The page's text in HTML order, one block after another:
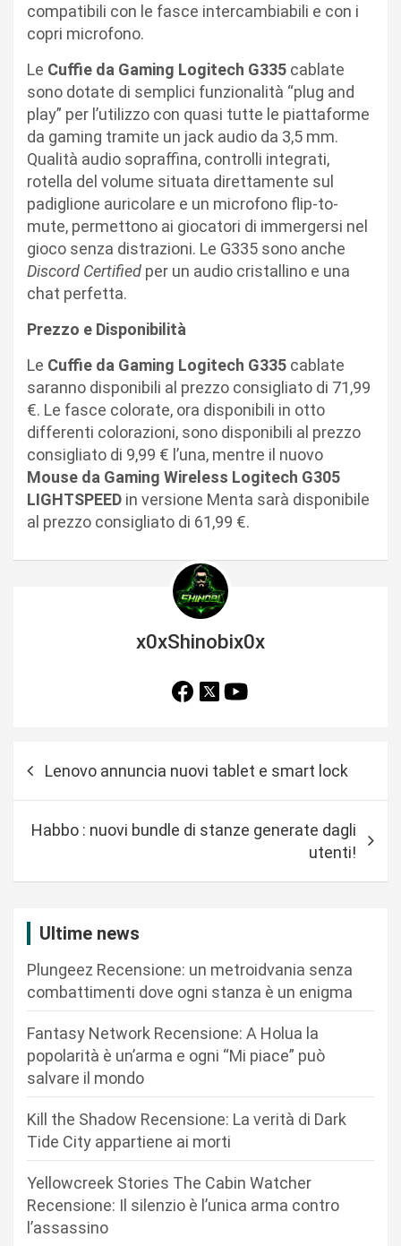
compatibili con le fasce intercambiabili e con i
copri microfono.
Le Cuffie da Gaming Logitech G335 cablate
sono dotate di semplici funzionalità “plug and
play” per l’utilizzo con quasi tutte le piattaforme
da gaming tramite un jack audio da 3,5 mm.
Qualità audio sopraffina, controlli integrati,
rotella del volume situata direttamente sul
padiglione auricolare e un microfono flip-to-
mute, permettono ai giocatori di immergersi nel
gioco senza distrazioni. Le G335 sono anche
Discord Certified per un audio cristallino e una
chat perfetta.
Prezzo e Disponibilità
Le Cuffie da Gaming Logitech G335 cablate
saranno disponibili al prezzo consigliato di 71,99
€. Le fasce colorate, ora disponibili in otto
differenti colorazioni, sono disponibili al prezzo
consigliato di 9,99 € l’una, mentre il nuovo
Mouse da Gaming Wireless Logitech G305
LIGHTSPEED in versione Menta sarà disponibile
al prezzo consigliato di 61,99 €.
x0xShinobix0x
Lenovo annuncia nuovi tablet e smart lock
Habbo : nuovi bundle di stanze generate dagli
utenti!
Ultime news
Plungeez Recensione: un metroidvania senza
combattimenti dove ogni stanza è un enigma
Fantasy Network Recensione: A Holua la
popolarità è un’arma e ogni “Mi piace” può
salvare il mondo
Kill the Shadow Recensione: La verità di Dark
Tide City appartiene ai morti
Yellowcreek Stories The Cabin Watcher
Recensione: Il silenzio è l’unica arma contro
l’assassino